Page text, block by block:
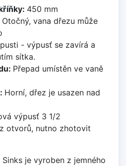
450 mm
Otočný, vana dřezu může
- výpusť se zavírá a
sítka.
Přepad umístěn ve vaně
Horní, dřez je usazen nad
výpusť 3 1/2
otvorů, nutno zhotovit
je vyroben z jemného